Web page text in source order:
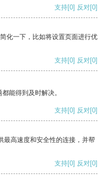
支持[0] 反对[0]
化一下，比如将设置页面进行优
支持[0] 反对[0]
能得到及时解决。
支持[0] 反对[0]
最高速度和安全性的连接，并帮
支持[0] 反对[0]